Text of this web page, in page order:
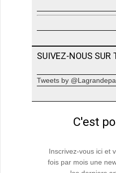
SUIVEZ-NOUS SUR
Tweets by
C'est
Inscrivez-vous ici et
fois par mois une